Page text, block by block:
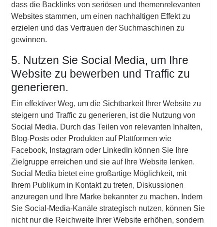
dass die Backlinks von seriösen und themenrelevanten
Websites stammen, um einen nachhaltigen Effekt zu
erzielen und das Vertrauen der Suchmaschinen zu
gewinnen.
5. Nutzen Sie Social Media, um Ihre
Website zu bewerben und Traffic zu
generieren.
Ein effektiver Weg, um die Sichtbarkeit Ihrer Website zu
steigern und Traffic zu generieren, ist die Nutzung von
Social Media. Durch das Teilen von relevanten Inhalten,
Blog-Posts oder Produkten auf Plattformen wie
Facebook, Instagram oder LinkedIn können Sie Ihre
Zielgruppe erreichen und sie auf Ihre Website lenken.
Social Media bietet eine großartige Möglichkeit, mit
Ihrem Publikum in Kontakt zu treten, Diskussionen
anzuregen und Ihre Marke bekannter zu machen. Indem
Sie Social-Media-Kanäle strategisch nutzen, können Sie
nicht nur die Reichweite Ihrer Website erhöhen, sondern